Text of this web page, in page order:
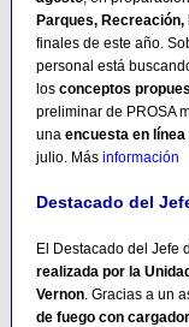
Parques,
finales de este año.
personal está
los conceptos
preliminar de PROSA
una encuesta en línea
julio. Más información
Destacado del
El Destacado del Jefe
realizada por la
Vernon. Gracias a un
de fuego con